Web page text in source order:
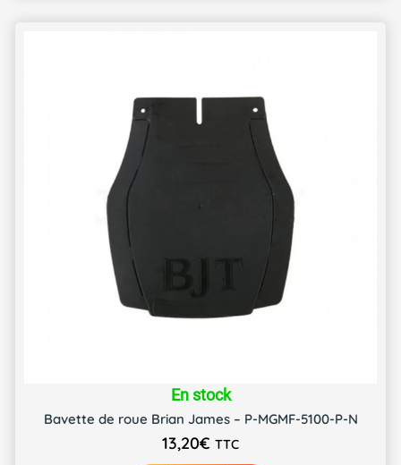
En stock
Bavette de roue Brian James – P-MGMF-5100-P-N
13,20€ TTC